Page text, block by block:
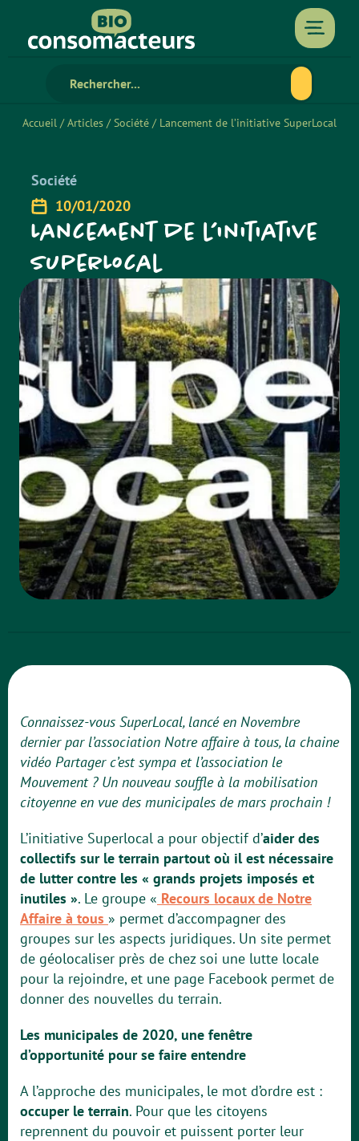
Accueil /Articles /Société / Lancement de l’initiative SuperLocal
Société
10/01/2020
Lancement de l’initiative
SuperLocal
Connaissez-vous SuperLocal, lancé en Novembre
dernier par l’association Notre affaire à tous, la chaine
vidéo Partager c’est sympa et l’association le
Mouvement ? Un nouveau souffle à la mobilisation
citoyenne en vue des municipales de mars prochain !
L’initiative Superlocal a pour objectif d’aider des
collectifs sur le terrain partout où il est nécessaire
de lutter contre les « grands projets imposés et
inutiles ». Le groupe « Recours locaux de Notre
Affaire à tous » permet d’accompagner des
groupes sur les aspects juridiques. Un site permet
de géolocaliser près de chez soi une lutte locale
pour la rejoindre, et une page Facebook permet de
donner des nouvelles du terrain.
Les municipales de 2020, une fenêtre
d’opportunité pour se faire entendre
A l’approche des municipales, le mot d’ordre est :
occuper le terrain. Pour que les citoyens
reprennent du pouvoir et puissent porter leur